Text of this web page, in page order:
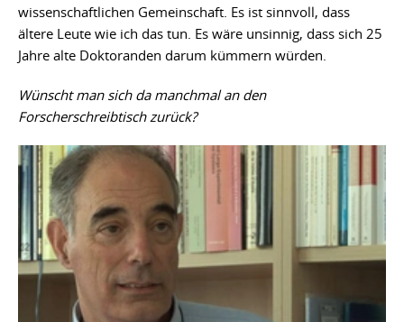
wissenschaftlichen Gemeinschaft. Es ist sinnvoll, dass
ältere Leute wie ich das tun. Es wäre unsinnig, dass sich 25
Jahre alte Doktoranden darum kümmern würden.
Wünscht man sich da manchmal an den
Forscherschreibtisch zurück?